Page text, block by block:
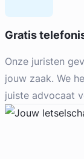
Meer dan
Provincie
Gratis
Onze juristen
jouw zaak. We
juiste advocaat